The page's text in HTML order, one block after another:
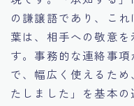
の謙譲語であり、こ
葉は、相手への敬意
す。事務的な連絡事
で、幅広く使えるた
たしました」を基本